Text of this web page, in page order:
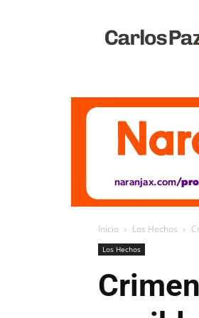
Vivo
Inicio Los Hechos
Los Hechos